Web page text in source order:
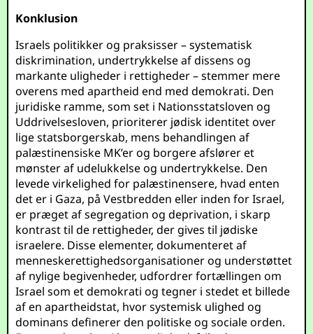
Konklusion
Israels politikker og praksisser – systematisk
diskrimination, undertrykkelse af dissens og
markante uligheder i rettigheder – stemmer mere
overens med apartheid end med demokrati. Den
juridiske ramme, som set i Nationsstatsloven og
Uddrivelsesloven, prioriterer jødisk identitet over
lige statsborgerskab, mens behandlingen af
palæstinensiske MK’er og borgere afslører et
mønster af udelukkelse og undertrykkelse. Den
levede virkelighed for palæstinensere, hvad enten
det er i Gaza, på Vestbredden eller inden for Israel,
er præget af segregation og deprivation, i skarp
kontrast til de rettigheder, der gives til jødiske
israelere. Disse elementer, dokumenteret af
menneskerettighedsorganisationer og understøttet
af nylige begivenheder, udfordrer fortællingen om
Israel som et demokrati og tegner i stedet et billede
af en apartheidstat, hvor systemisk ulighed og
dominans definerer den politiske og sociale orden.